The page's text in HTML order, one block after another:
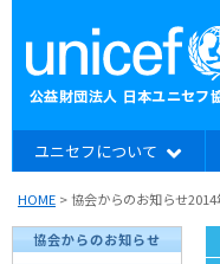
ユニセフについて
HOME > 協会からのお知らせ2014
協会からのお知らせ